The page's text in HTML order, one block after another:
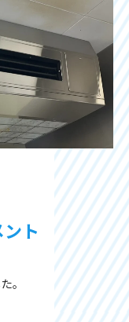
ト
。